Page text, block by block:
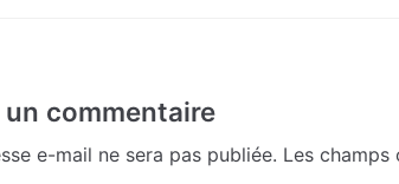
un commentaire
e-mail ne sera pas publiée. Les